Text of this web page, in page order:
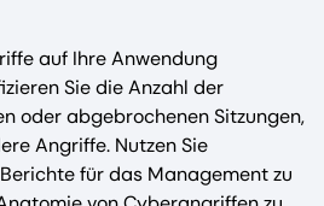
auf Ihre Anwendung
Sie die Anzahl der
oder abgebrochenen Sitzungen,
Angriffe. Nutzen Sie
für das Management zu